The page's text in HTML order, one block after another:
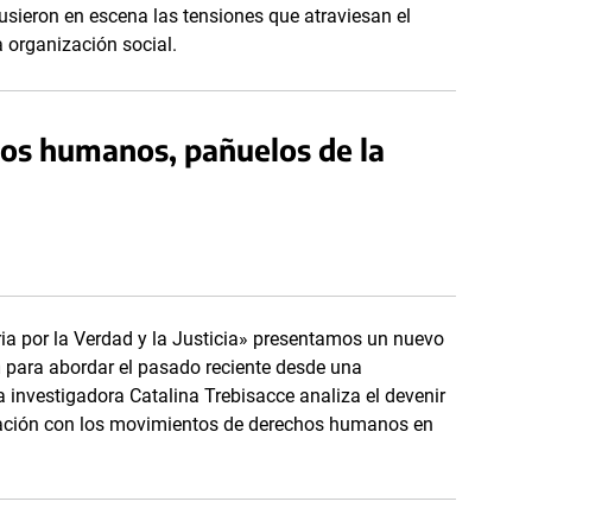
en escena las tensiones que atraviesan el
organización social.
humanos, pañuelos de la
por la Verdad y la Justicia» presentamos un nuevo
abordar el pasado reciente desde una
investigadora Catalina Trebisacce analiza el devenir
con los movimientos de derechos humanos en